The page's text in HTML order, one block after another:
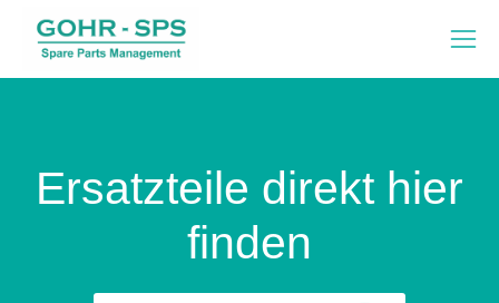
Ersatzteile direkt hier
finden